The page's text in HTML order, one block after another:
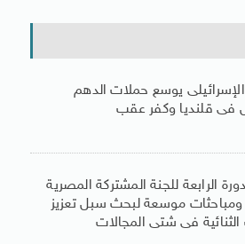
الإسرائيلى يوسع حملات الدهم
فى قلنديا وكفر عقب
الرابعة للجنة المشتركة المصرية
ومباحثات موسعة لبحث سبل تعزيز
الثنائية فى شتى المجالات